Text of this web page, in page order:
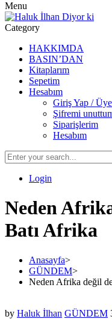
Menu
Category
HAKKIMDA
BASIN’DAN
Kitaplarım
Sepetim
Hesabım
Giriş Yap /
Şifremi
Siparişlerim
Hesabım
Login
Neden
Batı Afrika
Anasayfa>
GÜNDEM>
Neden Afrika değil
by Haluk İlhan GÜNDEM